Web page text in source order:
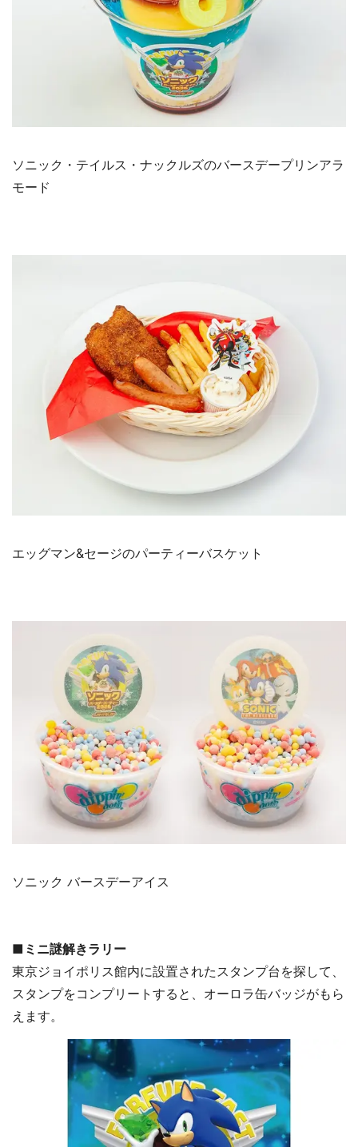
ソニック・テイルス・ナックルズのバースデープリンアラ
モード
エッグマン&セージのパーティーバスケット
ソニック バースデーアイス
■ミニ謎解きラリー
東京ジョイポリス館内に設置されたスタンプ台を探して、
スタンプをコンプリートすると、オーロラ缶バッジがもら
えます。